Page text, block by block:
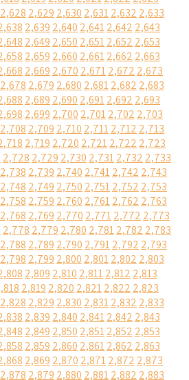
2,628 2,629 2,630 2,6312,632 2,633
2,639 2,640 2,6412,642 2,643
2,649 2,650 2,6512,652 2,653
2,659 2,660 2,6612,662 2,663
2,669 2,670 2,6712,672 2,673
2,678 2,679 2,680 2,6812,682 2,683
2,689 2,690 2,6912,692 2,693
2,699 2,700 2,7012,702 2,703
2,708 2,709 2,710 2,7112,712 2,713
2,719 2,720 2,7212,722 2,723
2,728 2,729 2,730 2,7312,732 2,733
2,738 2,739 2,740 2,7412,742 2,743
2,748 2,749 2,750 2,7512,752 2,753
2,758 2,759 2,760 2,7612,762 2,763
2,768 2,769 2,770 2,7712,772 2,773
2,778 2,779 2,780 2,7812,782 2,783
2,788 2,789 2,790 2,7912,792 2,793
2,798 2,799 2,800 2,8012,802 2,803
2,809 2,810 2,8112,812 2,813
2,819 2,820 2,8212,822 2,823
2,828 2,829 2,830 2,8312,832 2,833
2,839 2,840 2,8412,842 2,843
2,849 2,850 2,8512,852 2,853
2,859 2,860 2,8612,862 2,863
2,869 2,870 2,8712,872 2,873
2,878 2,879 2,880 2,8812,882 2,883